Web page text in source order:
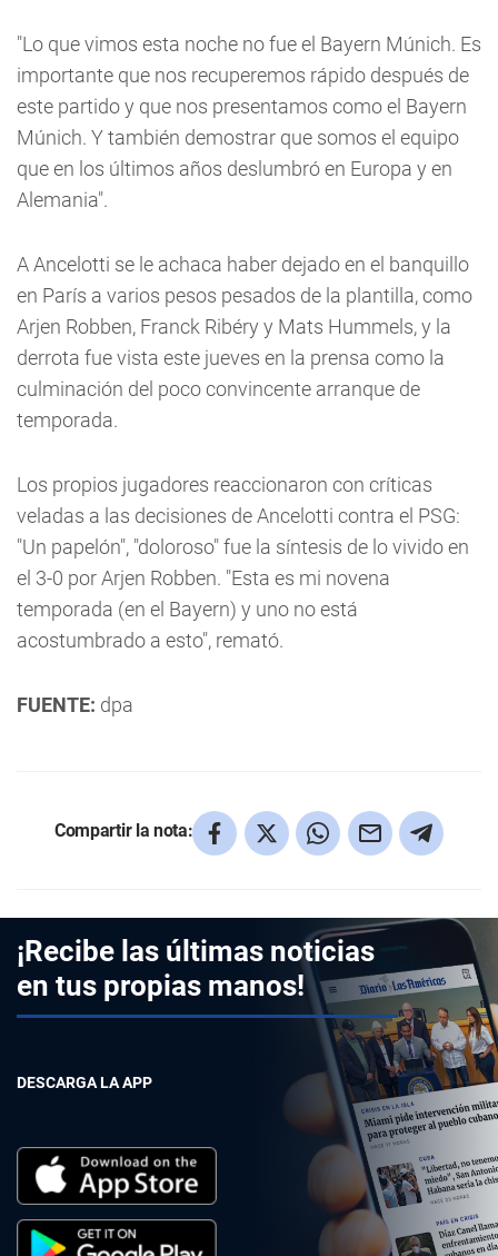
"Lo que vimos esta noche no fue el Bayern Múnich. Es
importante que nos recuperemos rápido después de
este partido y que nos presentamos como el Bayern
Múnich. Y también demostrar que somos el equipo
que en los últimos años deslumbró en Europa y en
Alemania".
A Ancelotti se le achaca haber dejado en el banquillo
en París a varios pesos pesados de la plantilla, como
Arjen Robben, Franck Ribéry y Mats Hummels, y la
derrota fue vista este jueves en la prensa como la
culminación del poco convincente arranque de
temporada.
Los propios jugadores reaccionaron con críticas
veladas a las decisiones de Ancelotti contra el PSG:
"Un papelón", "doloroso" fue la síntesis de lo vivido en
el 3-0 por Arjen Robben. "Esta es mi novena
temporada (en el Bayern) y uno no está
acostumbrado a esto", remató.
FUENTE: dpa
Compartir la nota:
¡Recibe las últimas noticias
en tus propias manos!
DESCARGA LA APP